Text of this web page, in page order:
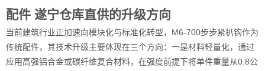
配件 遂宁仓库直供的升级方向
当前建筑行业正加速向模块化与标准化转型，M6-700步步紧扒钩作为
传统配件，其技术升级主要体现在三个方向：一是材料轻量化，通过
应用高强铝合金或碳纤维复合材料，在强度前提下将单件重量从0.8公